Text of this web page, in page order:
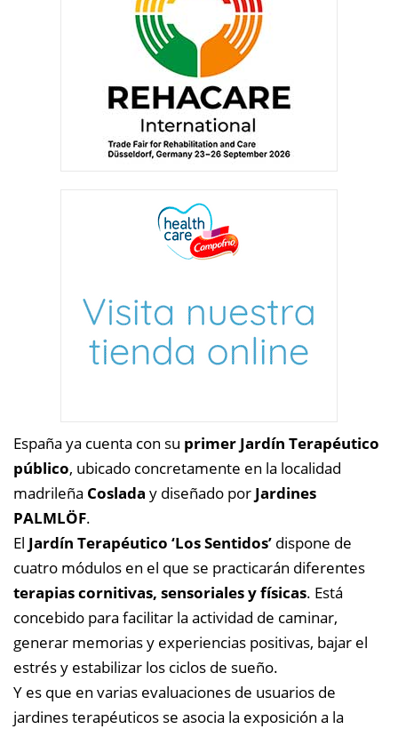
España ya cuenta con su primer Jardín Terapéutico
público, ubicado concretamente en la localidad
madrileña Coslada y diseñado por Jardines
PALMLÖF.
El Jardín Terapéutico ‘Los Sentidos’ dispone de
cuatro módulos en el que se practicarán diferentes
terapias cornitivas, sensoriales y físicas. Está
concebido para facilitar la actividad de caminar,
generar memorias y experiencias positivas, bajar el
estrés y estabilizar los ciclos de sueño.
Y es que en varias evaluaciones de usuarios de
jardines terapéuticos se asocia la exposición a la